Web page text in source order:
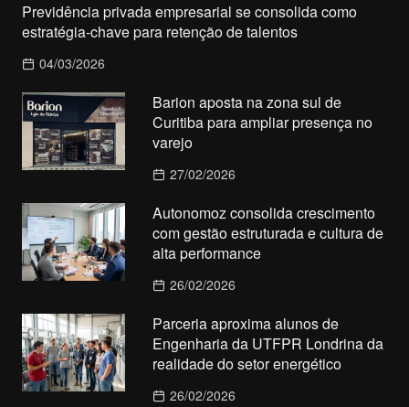
Previdência privada empresarial se consolida como
estratégia-chave para retenção de talentos
04/03/2026
Barion aposta na zona sul de
Curitiba para ampliar presença no
varejo
27/02/2026
Autonomoz consolida crescimento
com gestão estruturada e cultura de
alta performance
26/02/2026
Parceria aproxima alunos de
Engenharia da UTFPR Londrina da
realidade do setor energético
26/02/2026